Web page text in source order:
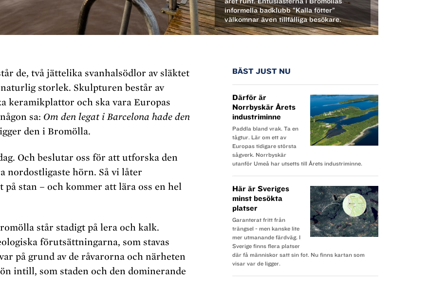
informella badklubb ”Kalla fötter”
välkomnar även ­tillfälliga besökare.
de, två jättelika svanhalsödlor av släktet
storlek. Skulpturen består av
keramikplattor och ska vara Europas
sa: Om den legat i Barcelona hade den
den i Bromölla.
Och beslutar oss för att utforska den
nordostligaste hörn. Så vi låter
stan – och kommer att lära oss en hel
står stadigt på lera och kalk.
förutsättningarna, som stavas
på grund av de råvarorna och närheten
intill, som staden och den dominerande
BÄST JUST NU
Därför är
Norrbyskär Årets
industriminne
Paddla bland vrak. Ta en
tågtur. Lär om ett av
Europas tidigare största
sågverk. Norrbyskär
utanför Umeå har utsetts till Årets industriminne.
Här är Sveriges
minst besökta
platser
Garanterat fritt från
trängsel - men kanske lite
mer utmanande färdväg. I
Sverige finns flera platser
där få människor satt sin fot. Nu finns kartan som
visar var de ligger.